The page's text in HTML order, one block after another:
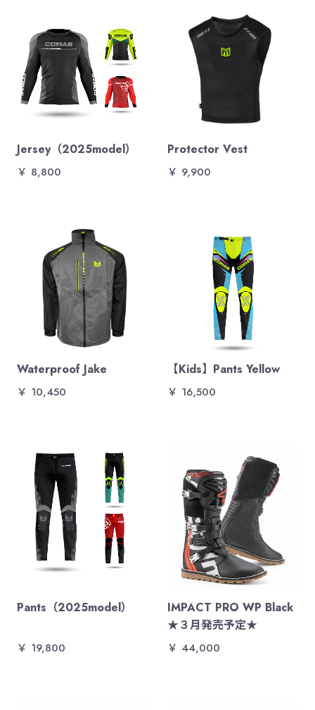
Jersey（2025model）
￥ 8,800
Protector Vest
￥ 9,900
Waterproof Jake
￥ 10,450
【Kids】Pants Yellow
￥ 16,500
Pants（2025model）
￥ 19,800
IMPACT PRO WP Black
★３月発売予定★
￥ 44,000